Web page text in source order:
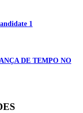
1
DE TEMPO NO